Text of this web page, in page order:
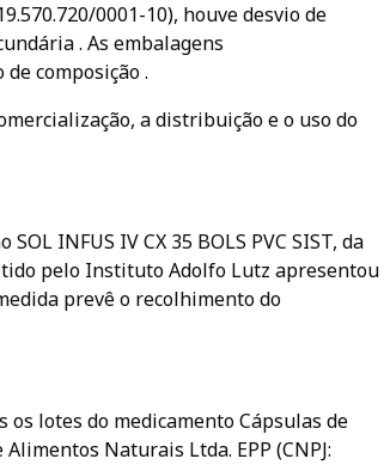
0001-10), houve desvio de
. As embalagens
composição .
a distribuição e o uso do
INFUS IV CX 35 BOLS PVC SIST, da
pelo Instituto Adolfo Lutz apresentou
prevê o recolhimento do
os lotes do medicamento Cápsulas de
Naturais Ltda. EPP (CNPJ: